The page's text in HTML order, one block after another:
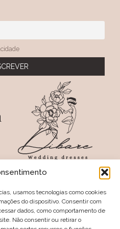
usamos tecnologias como cookies
do dispositivo. Consentir com
dados, como comportamento de
Não consentir ou retirar o
SOCIAIS